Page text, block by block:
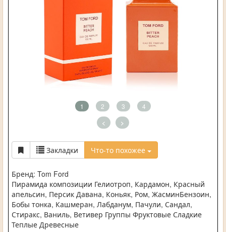
1 2 3 4
< >
Закладки Что-то похожее
Бренд: Tom Ford
Пирамида композиции Гелиотроп, Кардамон, Красный
апельсин, Персик Давана, Коньяк, Ром, ЖасминБензоин,
Бобы тонка, Кашмеран, Лабданум, Пачули, Сандал,
Стиракс, Ваниль, Ветивер Группы Фруктовые Сладкие
Теплые Древесные